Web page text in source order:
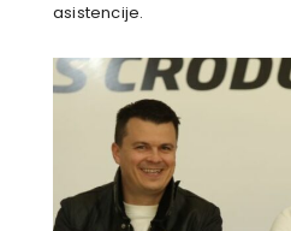
asistencije.